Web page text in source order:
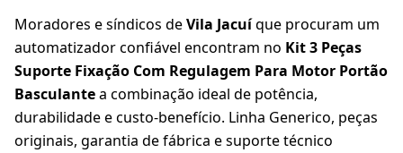
Moradores e síndicos deVila Jacuíque procuram um
automatizador confiável encontram no Kit 3 Peças
Suporte Fixação Com Regulagem Para Motor Portão
Basculantea combinação ideal de potência,
durabilidade e custo-benefício. Linha Generico, peças
originais, garantia de fábrica e suporte técnico